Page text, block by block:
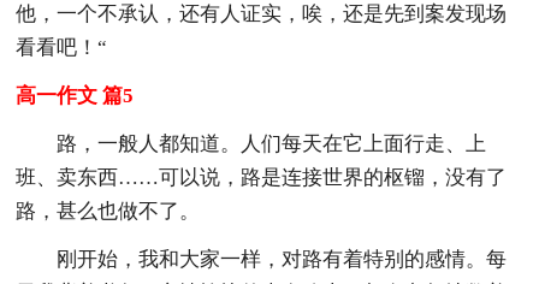
他，一个不承认，还有人证实，唉，还是先到案发现场
看看吧！“
高一作文 篇5
路，一般人都知道。人们每天在它上面行走、上
班、卖东西……可以说，路是连接世界的枢镏，没有了
路，甚么也做不了。
刚开始，我和大家一样，对路有着特别的感情。每